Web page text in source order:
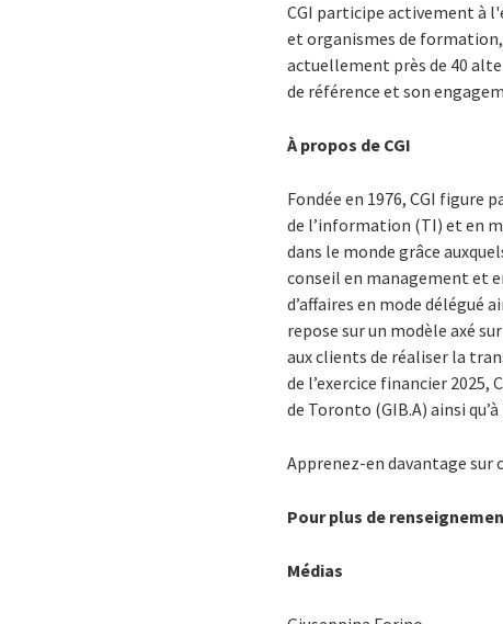
CGI participe activement à
et organismes de formation,
actuellement près de 40
de référence et son
À propos de CGI
Fondée en 1976, CGI figure
de l’information (TI) et en
dans le monde grâce
conseil en management et
d’affaires en mode délégué
repose sur un modèle axé
aux clients de réaliser la
de l’exercice financier 2025,
de Toronto (GIB.A) ainsi
Apprenez-en davantage sur
Pour plus de
Médias